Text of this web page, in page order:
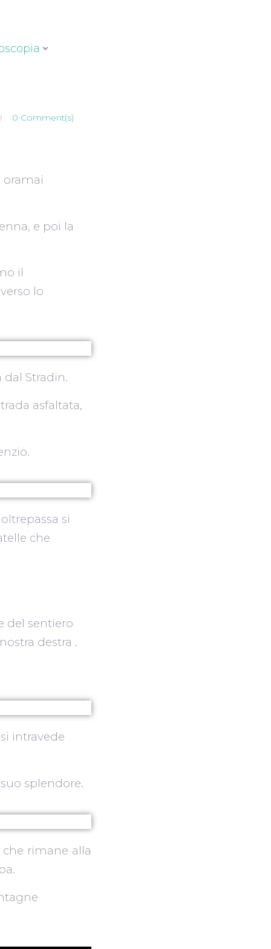
0 Comment(s)
oramai
e poi la
il
lo
dal Stradin.
asfaltata,
si
che
del sentiero
destra .
intravede
splendore.
rimane alla